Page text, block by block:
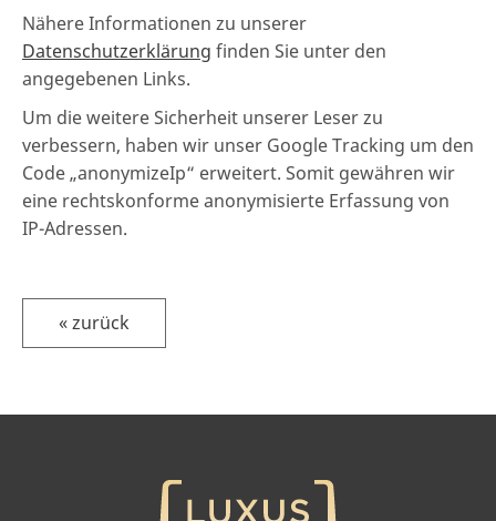
Nähere Informationen zu unserer
Datenschutzerklärung finden Sie unter den
angegebenen Links.
Um die weitere Sicherheit unserer Leser zu
verbessern, haben wir unser Google Tracking um den
Code „anonymizeIp“ erweitert. Somit gewähren wir
eine rechtskonforme anonymisierte Erfassung von
IP-Adressen.
« zurück